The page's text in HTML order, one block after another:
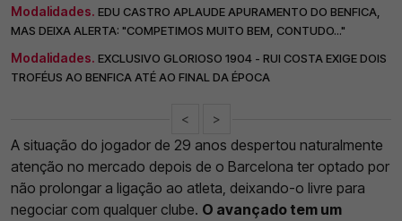
Modalidades. EDU CASTRO APLAUDE APURAMENTO DO BENFICA,
MAS DEIXA ALERTA: "COMPETIMOS MUITO BEM, CONTUDO..."
Modalidades. EXCLUSIVO GLORIOSO 1904 - RUI COSTA EXIGE DOIS
TROFÉUS AO BENFICA ATÉ AO FINAL DA ÉPOCA
< >
A situação do jogador de 29 anos despertou naturalmente
atenção no mercado depois de o Barcelona ter optado por
não prolongar a ligação ao atleta, deixando-o livre para
negociar com qualquer clube. O avançado tem um